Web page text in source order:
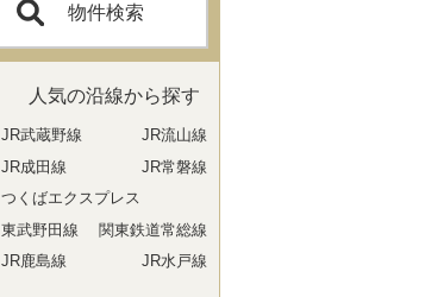
物件検索
人気の沿線から探す
JR武蔵野線
JR流山線
JR成田線
JR常磐線
つくばエクスプレス
東武野田線
関東鉄道常総線
JR鹿島線
JR水戸線